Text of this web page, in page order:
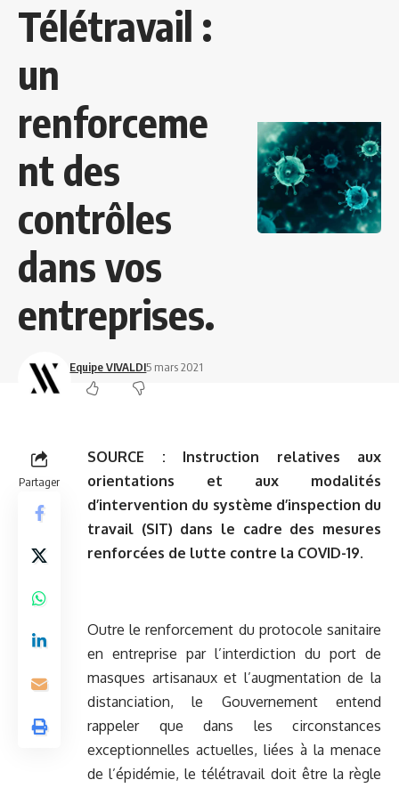
Télétravail :
un
renforceme
nt des
contrôles
dans vos
entreprises.
Equipe VIVALDI5 mars 2021
Partager
SOURCE : Instruction relatives aux
orientations et aux modalités
d’intervention du système d’inspection du
travail (SIT) dans le cadre des mesures
renforcées de lutte contre la COVID-19.
Outre le renforcement du protocole sanitaire
en entreprise par l’interdiction du port de
masques artisanaux et l’augmentation de la
distanciation, le Gouvernement entend
rappeler que dans les circonstances
exceptionnelles actuelles, liées à la menace
de l’épidémie, le télétravail doit être la règle